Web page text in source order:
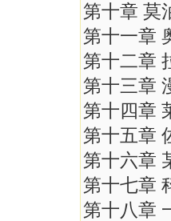
第十章 莫
第十一章
第十二章
第十三章
第十四章
第十五章
第十六章
第十七章
第十八章